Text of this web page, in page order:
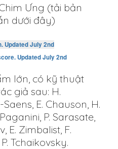
Ưng (tải bản
dưới đây)
Updated July 2nd
Updated July 2nd
lớn, có kỹ thuật
giả sau: H.
E. Chauson, H.
P. Sarasate,
E. Zimbalist, F.
Tchaikovsky.